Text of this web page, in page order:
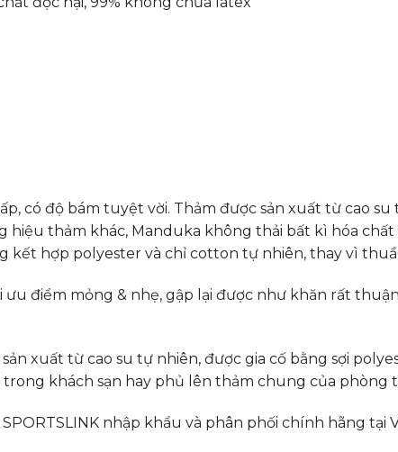
có độ bám tuyệt vời. Thảm được sản xuất từ cao
thảm khác, Manduka không thải bất kì hóa
kết hợp polyester và chỉ cotton tự nhiên, thay vì
ưu điểm mỏng & nhẹ, gập lại được như khăn rất
xuất từ cao su tự nhiên, được gia cố bằng sợi
khách sạn hay phủ lên thảm chung của phòng
nhập khẩu và phân phối chính hãng tại